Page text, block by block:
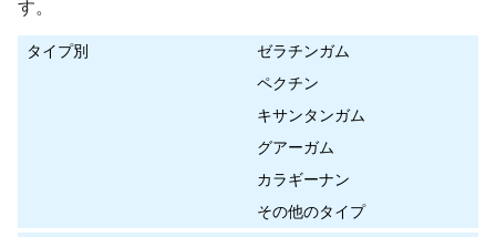
す。
タイプ別
ゼラチンガム
ペクチン
キサンタンガム
グアーガム
カラギーナン
その他のタイプ